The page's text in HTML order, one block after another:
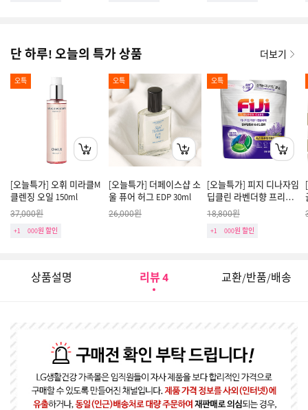
단 하루! 오늘의 특가 상품 더보기
오특
[오늘특가] 오휘 미라클M
클렌징 오일 150ml
37,000원
+1 000원 할인
오특
[오늘특가] 더페이스샵 소
울 퓨어 허그 EDP 30ml
26,000원
오특
[오늘특가] 피지 디나자임
딥클린 라벤더향 프리미
엄 캡슐세제 4챔버 리필
26입
18,800원
+1 000원 할인
상품설명 리뷰 4 교환/반품/배송